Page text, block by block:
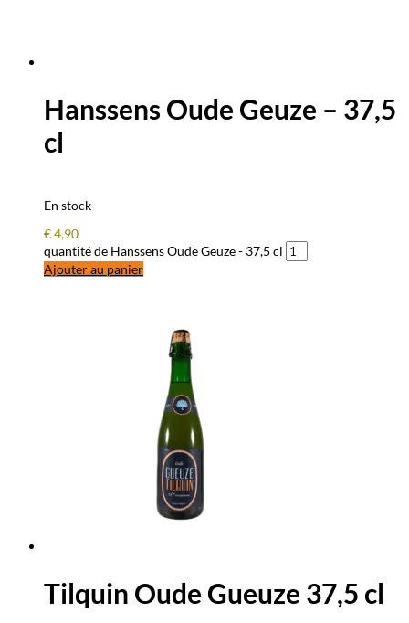
Hanssens Oude Geuze – 37,5
cl
En stock
€4,90
quantité de Hanssens Oude Geuze - 37,5 cl
Ajouter au panier
Tilquin Oude Gueuze 37,5 cl